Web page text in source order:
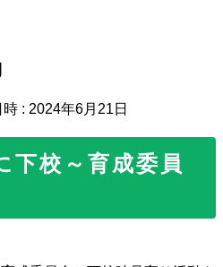
: 2024年6月21日
下校～育成委員